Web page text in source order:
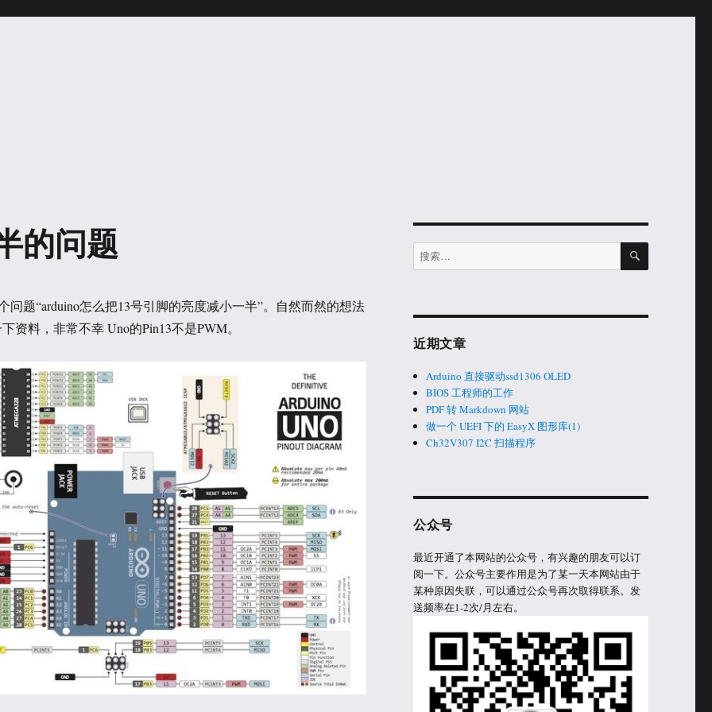
的问题
问题“arduino怎么把13号引脚的亮度减小一半”。自然而然的想法
资料，非常不幸 Uno的Pin13不是PWM。
搜
索：
搜
近期文章
Arduino 直接驱动ssd1306 OLED
BIOS 工程师的工作
PDF 转 Markdown 网站
做一个 UEFI 下的 EasyX 图形库(1)
Ch32V307 I2C 扫描程序
公众号
最近开通了本网站的公众号，有兴趣的朋友可以订
阅一下。公众号主要作用是为了某一天本网站由于
某种原因失联，可以通过公众号再次取得联系。发
送频率在1-2次/月左右。